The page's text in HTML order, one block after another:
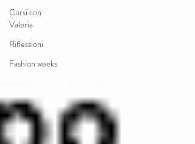
Corsi con
Valeria
Riflessioni
Fashion weeks